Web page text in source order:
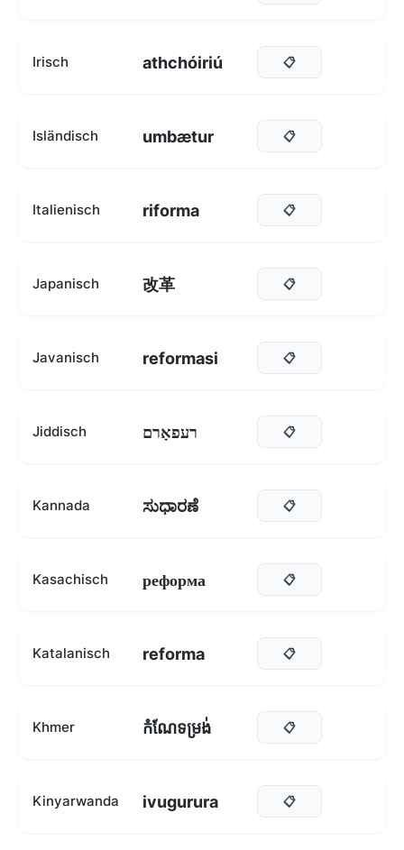
Irisch athchóiriú 📋
Isländisch umbætur 📋
Italienisch riforma 📋
Japanisch 改革 📋
Javanisch reformasi 📋
Jiddisch רעפאָרם 📋
Kannada ಸುಧಾರಣೆ 📋
Kasachisch реформа 📋
Katalanisch reforma 📋
Khmer កំណែទម្រង់ 📋
Kinyarwanda ivugurura 📋